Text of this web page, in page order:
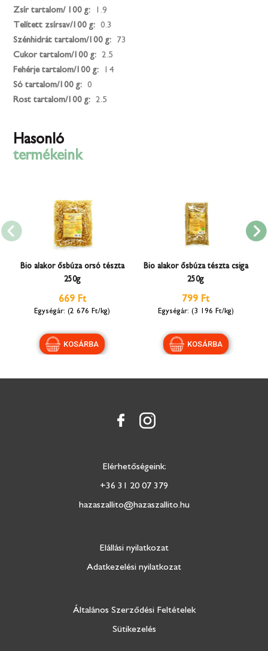
Zsír tartalom/ 100 g:
1.9
Telített zsírsav/100 g:
0.3
Szénhidrát tartalom/100 g:
73
Cukor tartalom/100 g:
2.5
Fehérje tartalom/100 g:
14
Só tartalom/100 g:
0
Rost tartalom/100 g:
2.5
Hasonló
termékeink
Bio alakor ősbúza orsó tészta
250g
669 Ft
(2 676 Ft/kg)
Bio alakor ősbúza tészta csiga
250g
799 Ft
(3 196 Ft/kg)
Elérhetőségeink:
+36 31 20 07 379
hazaszallito@hazaszallito.hu
Elállási nyilatkozat
Adatkezelési nyilatkozat
Általános Szerződési Feltételek
Sütikezelés